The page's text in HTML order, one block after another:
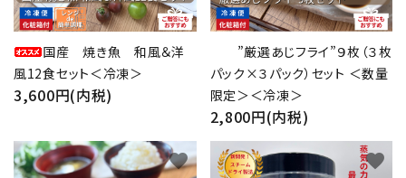
国産 焼き魚 和風＆洋
風12食セット＜冷凍＞
3,600円(内税)
”厳選あじフライ”９枚（３枚
パック×３パック）セット ＜数量
限定＞＜冷凍＞
2,800円(内税)
favorite favorite